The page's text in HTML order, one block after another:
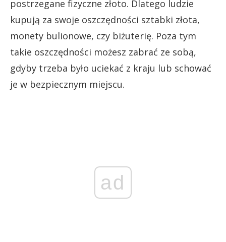
postrzegane fizyczne złoto. Dlatego ludzie
kupują za swoje oszczędności sztabki złota,
monety bulionowe, czy biżuterię. Poza tym
takie oszczędności możesz zabrać ze sobą,
gdyby trzeba było uciekać z kraju lub schować
je w bezpiecznym miejscu.
ad